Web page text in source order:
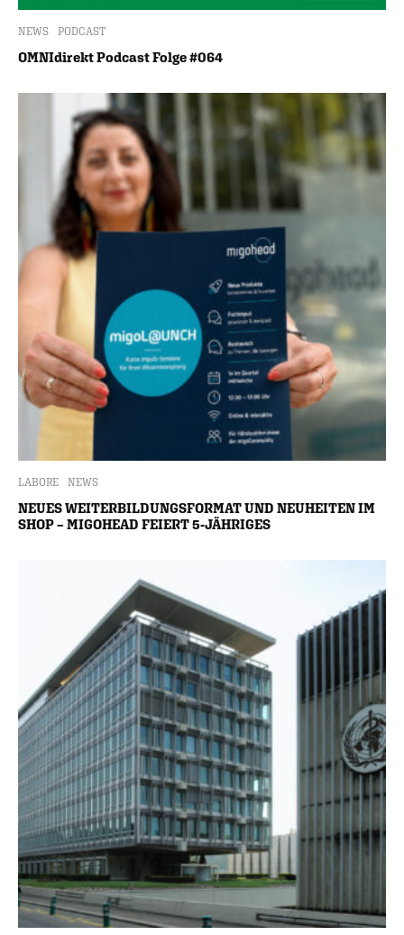
NEWS PODCAST
OMNIdirekt Podcast Folge #064
LABORE NEWS
NEUES WEITERBILDUNGSFORMAT UND NEUHEITEN IM
SHOP – MIGOHEAD FEIERT 5-JÄHRIGES